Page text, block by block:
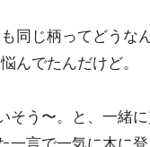
同じ柄ってどうな
んでたんだけど。
そう〜。と、一緒